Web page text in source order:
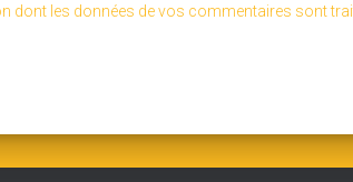
dont les données de vos commentaires sont